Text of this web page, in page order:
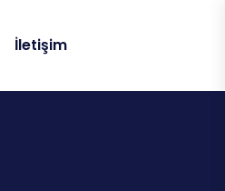
İletişim